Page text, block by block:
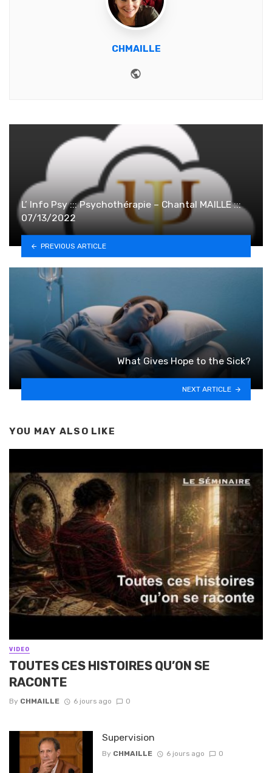
CHMAILLE
L’ Info Psy ::: Psychothérapie – Chantal MAILLE :::
07/13/2022
PREVIOUS ARTICLE
What Gives Hope to the Sick?
NEXT ARTICLE
YOU MAY ALSO LIKE
VIDEO
TOUTES CES HISTOIRES QU’ON SE
RACONTE
By CHMAILLE 6 jours ago 0
Supervision
By CHMAILLE 6 jours ago 0